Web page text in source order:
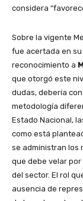
considera
Sobre la vigente
fue acertada en
reconocimiento a
que otorgó este
dudas, debería
metodología
Estado Nacional,
como está
se administran los
que debe velar
del sector. El rol
ausencia de